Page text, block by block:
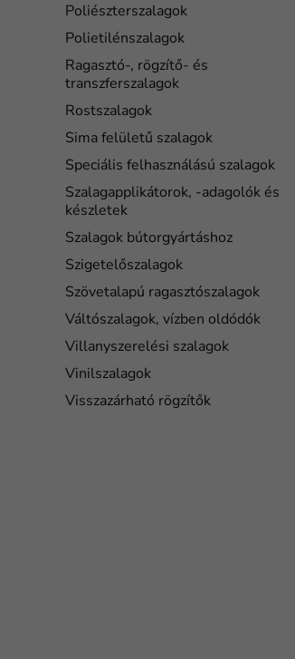
Poliészterszalagok
Polietilénszalagok
Ragasztó-, rögzítő- és
transzferszalagok
Rostszalagok
Sima felületű szalagok
Speciális felhasználású szalagok
Szalagapplikátorok, -adagolók és
készletek
Szalagok bútorgyártáshoz
Szigetelőszalagok
Szövetalapú ragasztószalagok
Váltószalagok, vízben oldódók
Villanyszerelési szalagok
Vinilszalagok
Visszazárható rögzítők